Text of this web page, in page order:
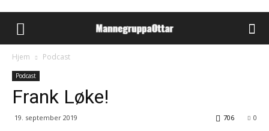
Hjem Podcast
Podcast
Frank Løke!
19. september 2019 0
706